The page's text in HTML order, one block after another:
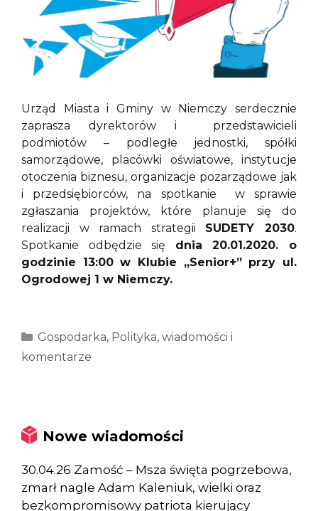
Urząd Miasta i Gminy w Niemczy serdecznie
zaprasza dyrektorów i przedstawicieli
podmiotów – podległe jednostki, spółki
samorządowe, placówki oświatowe, instytucje
otoczenia biznesu, organizacje pozarządowe jak
i przedsiębiorców, na spotkanie w sprawie
zgłaszania projektów, które planuje się do
realizacji w ramach strategii SUDETY 2030.
Spotkanie odbędzie się dnia 20.01.2020. o
godzinie 13:00 w Klubie „Senior+” przy ul.
Ogrodowej 1 w Niemczy.
Kategorie
Gospodarka, Polityka, wiadomości i
komentarze
Nowe wiadomości
30.04.26 Zamość – Msza święta pogrzebowa,
zmarł nagle Adam Kaleniuk, wielki oraz
bezkompromisowy patriota kierujący